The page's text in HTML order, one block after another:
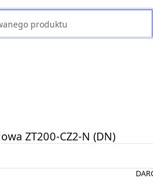
ZT200-CZ2-N (DN)